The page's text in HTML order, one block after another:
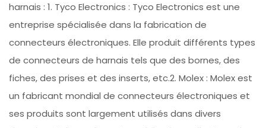
harnais : 1. Tyco Electronics : Tyco Electronics est une
entreprise spécialisée dans la fabrication de
connecteurs électroniques. Elle produit différents types
de connecteurs de harnais tels que des bornes, des
fiches, des prises et des inserts, etc.2. Molex : Molex est
un fabricant mondial de connecteurs électroniques et
ses produits sont largement utilisés dans divers